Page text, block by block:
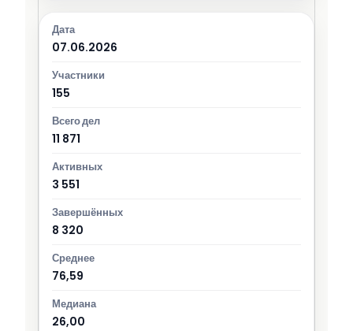
07.06.2026
155
11 871
3 551
8 320
76,59
26,00